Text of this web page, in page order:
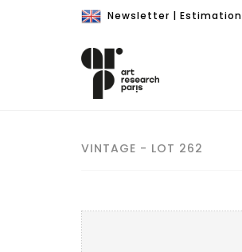
Newsletter | Estimation
VINTAGE - LOT 262